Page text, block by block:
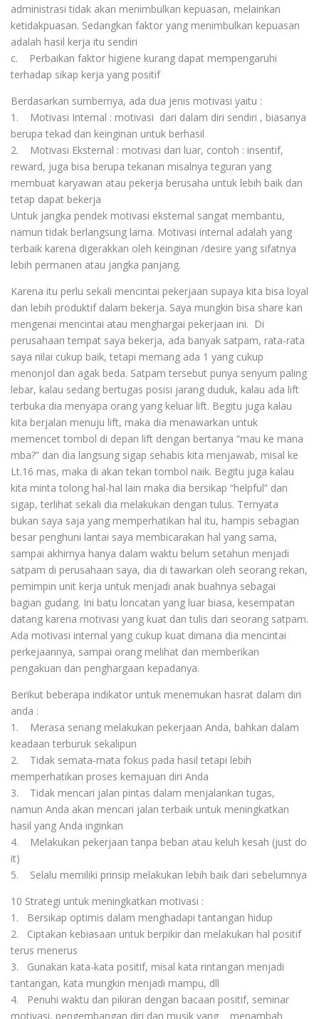
administrasi tidak akan menimbulkan kepuasan, melainkan
ketidakpuasan. Sedangkan faktor yang menimbulkan kepuasan
adalah hasil kerja itu sendiri
c. Perbaikan faktor higiene kurang dapat mempengaruhi
terhadap sikap kerja yang positif
Berdasarkan sumbernya, ada dua jenis motivasi yaitu :
1. Motivasi Internal : motivasi dari dalam diri sendiri , biasanya
berupa tekad dan keinginan untuk berhasil
2. Motivasi Eksternal : motivasi dari luar, contoh : insentif,
reward, juga bisa berupa tekanan misalnya teguran yang
membuat karyawan atau pekerja berusaha untuk lebih baik dan
tetap dapat bekerja
Untuk jangka pendek motivasi eksternal sangat membantu,
namun tidak berlangsung lama. Motivasi internal adalah yang
terbaik karena digerakkan oleh keinginan /desire yang sifatnya
lebih permanen atau jangka panjang.
Karena itu perlu sekali mencintai pekerjaan supaya kita bisa loyal
dan lebih produktif dalam bekerja. Saya mungkin bisa share kan
mengenai mencintai atau menghargai pekerjaan ini. Di
perusahaan tempat saya bekerja, ada banyak satpam, rata-rata
saya nilai cukup baik, tetapi memang ada 1 yang cukup
menonjol dan agak beda. Satpam tersebut punya senyum paling
lebar, kalau sedang bertugas posisi jarang duduk, kalau ada lift
terbuka dia menyapa orang yang keluar lift. Begitu juga kalau
kita berjalan menuju lift, maka dia menawarkan untuk
memencet tombol di depan lift dengan bertanya “mau ke mana
mba?” dan dia langsung sigap sehabis kita menjawab, misal ke
Lt.16 mas, maka di akan tekan tombol naik. Begitu juga kalau
kita minta tolong hal-hal lain maka dia bersikap “helpful” dan
sigap, terlihat sekali dia melakukan dengan tulus. Ternyata
bukan saya saja yang memperhatikan hal itu, hampis sebagian
besar penghuni lantai saya membicarakan hal yang sama,
sampai akhirnya hanya dalam waktu belum setahun menjadi
satpam di perusahaan saya, dia di tawarkan oleh seorang rekan,
pemimpin unit kerja untuk menjadi anak buahnya sebagai
bagian gudang. Ini batu loncatan yang luar biasa, kesempatan
datang karena motivasi yang kuat dan tulis dari seorang satpam.
Ada motivasi internal yang cukup kuat dimana dia mencintai
perkejaannya, sampai orang melihat dan memberikan
pengakuan dan penghargaan kepadanya.
Berikut beberapa indikator untuk menemukan hasrat dalam diri
anda :
1. Merasa senang melakukan pekerjaan Anda, bahkan dalam
keadaan terburuk sekalipun
2. Tidak semata-mata fokus pada hasil tetapi lebih
memperhatikan proses kemajuan diri Anda
3. Tidak mencari jalan pintas dalam menjalankan tugas,
namun Anda akan mencari jalan terbaik untuk meningkatkan
hasil yang Anda inginkan
4. Melakukan pekerjaan tanpa beban atau keluh kesah (just do
it)
5. Selalu memiliki prinsip melakukan lebih baik dari sebelumnya
10 Strategi untuk meningkatkan motivasi :
1. Bersikap optimis dalam menghadapi tantangan hidup
2. Ciptakan kebiasaan untuk berpikir dan melakukan hal positif
terus menerus
3. Gunakan kata-kata positif, misal kata rintangan menjadi
tantangan, kata mungkin menjadi mampu, dll
4. Penuhi waktu dan pikiran dengan bacaan positif, seminar
motivasi, pengembangan diri dan musik yang menambah